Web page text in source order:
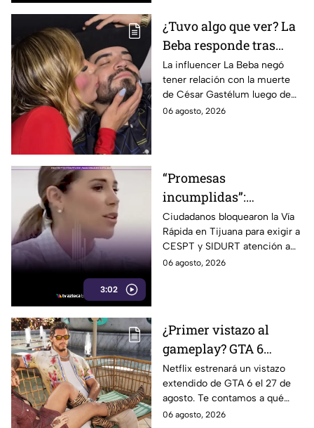
¿Tuvo algo que ver? La
Beba responde tras
señalamientos por la
muerte de César
Gastélum
La influencer La Beba negó
tener relación con la muerte
de César Gastélum luego de
recibir críticas y
06 agosto, 2026
3:02
“Promesas
incumplidas”:
bloquean la Vía Rápida
y reclaman obras
pendientes durante
gobierno de Marina del
Ciudadanos bloquearon la Vía
Rápida en Tijuana para exigir a
CESPT y SIDURT atención a
obras de agua y pavimentación
06 agosto, 2026
¿Primer vistazo al
gameplay? GTA 6
prepara un nuevo
tráiler extendido para
sus fans en Netflix
Netflix estrenará un vistazo
extendido de GTA 6 el 27 de
agosto. Te contamos a qué
hora verlo en Baja California,
06 agosto, 2026